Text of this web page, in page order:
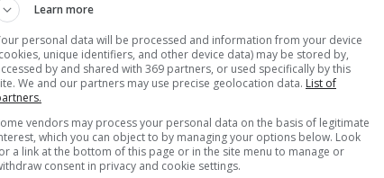
Learn more
personal data will be processed and information from your device
unique identifiers, and other device data) may be stored by,
by and shared with 369 partners, or used specifically by this
We and our partners may use precise geolocation data. List of
vendors may process your personal data on the basis of legitimate
which you can object to by managing your options below. Look
a link at the bottom of this page or in the site menu to manage or
consent in privacy and cookie settings.